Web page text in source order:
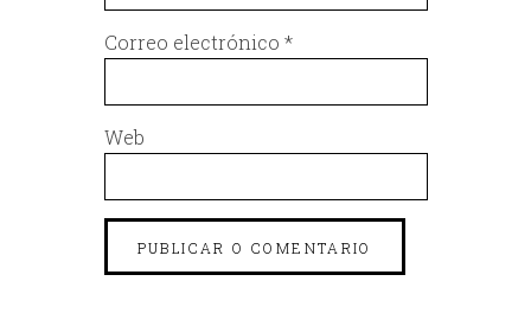
Correo electrónico *
Web